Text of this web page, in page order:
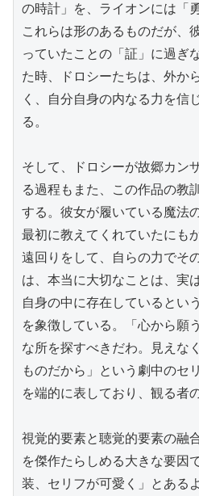
の時計」を、ライオンには「
これらは形のあるものだが、
っていたことの「証」に過ぎ
た時、ドロシーたちは、外か
く、自分自身の内なる力を信
る。
そして、ドロシーが故郷カン
る過程もまた、この作品の教
する。彼女が履いている魔法
最初に教えてくれていたにも
遠回りをして、自らの力でそ
は、本当に大切なことは、実
自身の中に存在しているとい
を象徴している。「心から願
な所を探すべきだわ。見えな
ものだから」という劇中のセ
を端的に表しており、観る者
視覚的要素と聴覚的要素の融
を傑作たらしめる大きな要因
装、セリフが可愛く」とある